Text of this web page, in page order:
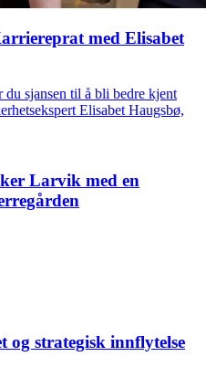
med Elisabet
du sjansen til å bli bedre kjent
Elisabet Haugsbø,
Larvik med en
og strategisk innflytelse